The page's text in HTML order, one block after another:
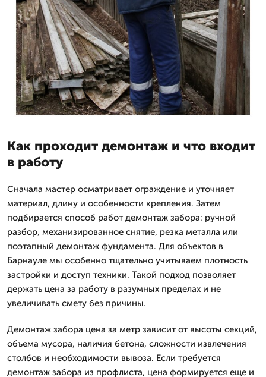
Как проходит демонтаж и что входит
в работу
Сначала мастер осматривает ограждение и уточняет
материал, длину и особенности крепления. Затем
подбирается способ работ демонтаж забора: ручной
разбор, механизированное снятие, резка металла или
поэтапный демонтаж фундамента. Для объектов в
Барнауле мы особенно тщательно учитываем плотность
застройки и доступ техники. Такой подход позволяет
держать цена за работу в разумных пределах и не
увеличивать смету без причины.
Демонтаж забора цена за метр зависит от высоты секций,
объема мусора, наличия бетона, сложности извлечения
столбов и необходимости вывоза. Если требуется
демонтаж забора из профлиста, цена формируется еще и